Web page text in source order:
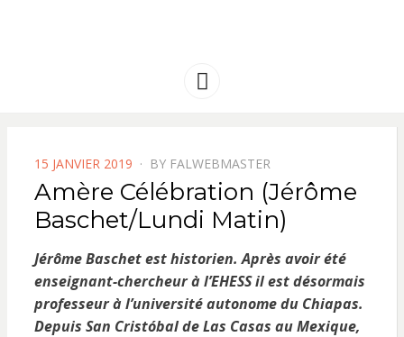
AMERIQUE
Menu
POSTED
ON
15 JANVIER 2019 BY FALWEBMASTER
Amère Célébration (Jérôme
Baschet/Lundi Matin)
Jérôme Baschet est historien. Après avoir été
enseignant-chercheur à l’EHESS il est désormais
professeur à l’université autonome du Chiapas.
Depuis San Cristóbal de Las Casas au Mexique,